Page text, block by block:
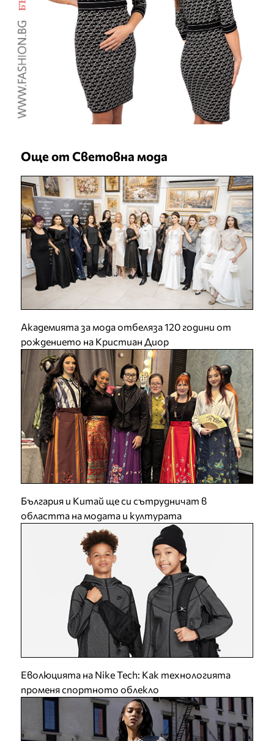
Още от Световна мода
Академията за мода отбеляза 120 години от
рождението на Кристиан Диор
България и Китай ще си сътрудничат в
областта на модата и културата
Еволюцията на Nike Tech: Как технологията
променя спортното облекло